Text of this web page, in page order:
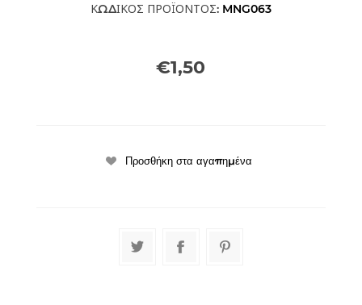
ΚΩΔΙΚΟΣ ΠΡΟΪΟΝΤΟΣ: MNG063
€1,50